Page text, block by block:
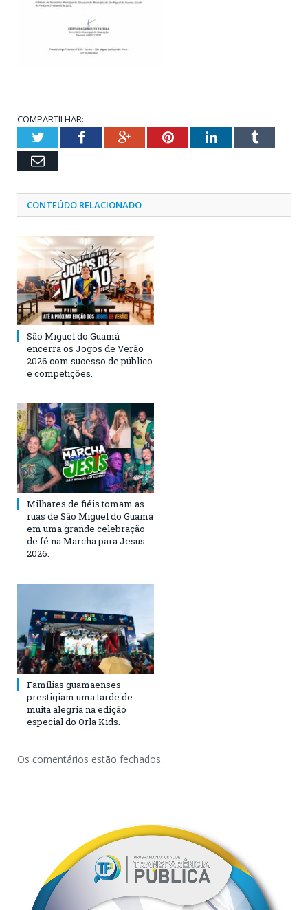
COMPARTILHAR:
TwitterFacebookGoogle+PinterestLinkedInTumblr
Email
CONTEÚDO RELACIONADO
São Miguel do Guamá
encerra os Jogos de Verão
2026 com sucesso de público
e competições.
Milhares de fiéis tomam as
ruas de São Miguel do Guamá
em uma grande celebração
de fé na Marcha para Jesus
2026.
Famílias guamaenses
prestigiam uma tarde de
muita alegria na edição
especial do Orla Kids.
Os comentários estão fechados.